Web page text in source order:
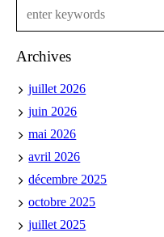
Archives
juillet 2026
juin 2026
mai 2026
avril 2026
décembre 2025
octobre 2025
juillet 2025